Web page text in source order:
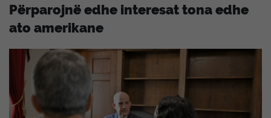
Përparojnë edhe interesat tona edhe
ato amerikane